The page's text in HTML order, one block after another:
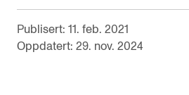
Arrangementer og konserter
Publisert: 11. feb. 2021
Oppdatert: 29. nov. 2024